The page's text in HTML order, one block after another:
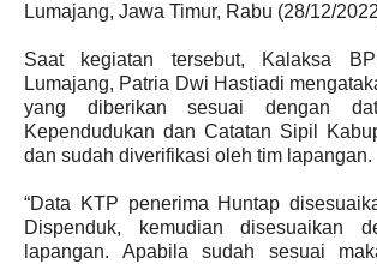
Lumajang, Jawa Timur, Rabu (28/12/
Saat kegiatan tersebut, Kalaksa
Lumajang, Patria Dwi Hastiadi
yang diberikan sesuai dengan
Kependudukan dan Catatan Sipil
dan sudah diverifikasi oleh tim lapangan.
“Data KTP penerima Huntap
Dispenduk, kemudian disesuaikan
lapangan. Apabila sudah sesuai